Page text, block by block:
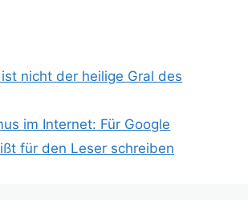
nicht der heilige Gral des
im Internet: Für Google
für den Leser schreiben